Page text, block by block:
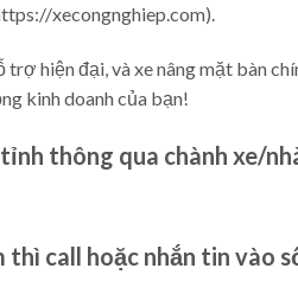
xecongnghiep.com).
hiện đại, và xe nâng mặt bàn
kinh doanh của bạn!
thông qua chành xe/
thì call hoặc nhắn tin vào